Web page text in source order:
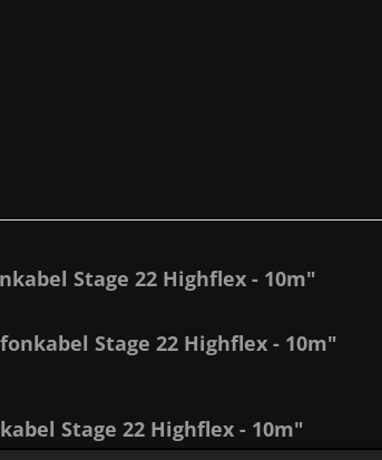
Stage 22 Highflex - 10m"
Stage 22 Highflex - 10m"
Stage 22 Highflex - 10m"